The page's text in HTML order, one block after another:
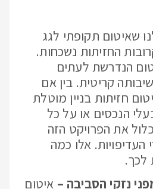
שאיטום תקופתי לגג
החזיתות נשכחות.
הנדרשת לעתים
קריטית. בין אם
חזיתות בניין מוטלת
הנכסים או על כל
את הפרויקט הזה
אלו כמה
לכך.
נזקי הסביבה – איטום